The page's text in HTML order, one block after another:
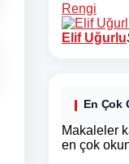
Rengi
Elif Uğurlu
En Çok
Makaleler
en çok